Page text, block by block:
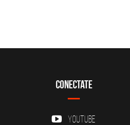
Conectate
YouTube